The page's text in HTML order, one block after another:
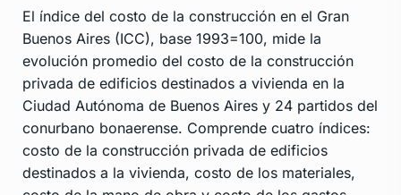
El índice del costo de la construcción en el Gran
Buenos Aires (ICC), base 1993=100, mide la
evolución promedio del costo de la construcción
privada de edificios destinados a vivienda en la
Ciudad Autónoma de Buenos Aires y 24 partidos del
conurbano bonaerense. Comprende cuatro índices:
costo de la construcción privada de edificios
destinados a la vivienda, costo de los materiales,